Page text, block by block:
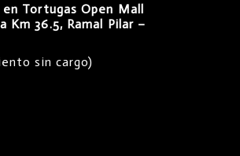
Tortugas Open Mall
Km 36.5, Ramal Pilar –
sin cargo)